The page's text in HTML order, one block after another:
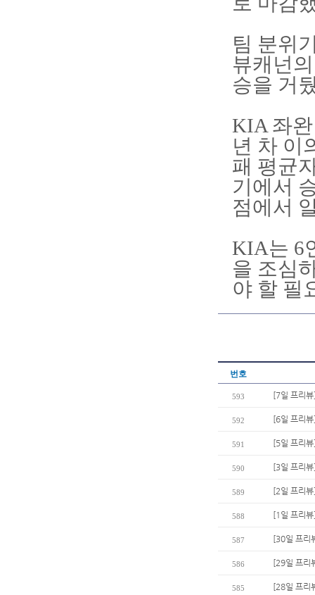
팀 분위
뷰캐넌
승을 거
KIA 좌
년 차 이
패 평균
기에서
점에서
KIA는 6
을 조심
야 할 필
번호
593 [7일 프리
592 [6일 프리
591 [5일 프리
590 [3일 프리
589 [2일 프리
588 [1일 프리
587 [30일 프리
586 [29일 프리
585 [28일 프리